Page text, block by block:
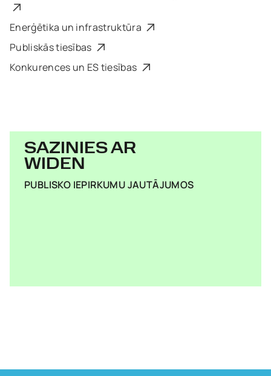
Enerģētika un infrastruktūra
Publiskās tiesības
Konkurences un ES tiesības
SAZINIES AR
WIDEN
PUBLISKO IEPIRKUMU JAUTĀJUMOS